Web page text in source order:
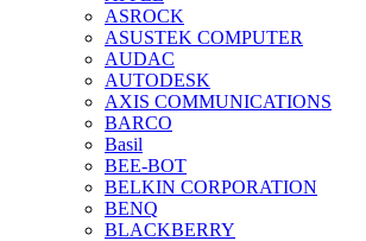
ASROCK
ASUSTEK COMPUTER
AUDAC
AUTODESK
AXIS COMMUNICATIONS
BARCO
Basil
BEE-BOT
BELKIN CORPORATION
BENQ
BLACKBERRY